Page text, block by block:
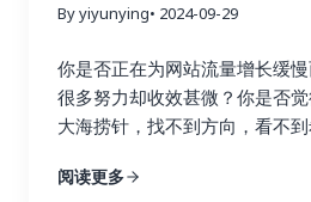
By yiyunying• 2024-09-29
你是否正在为网站流量增长缓
很多努力却收效甚微？你是否
大海捞针，找不到方向，看不
七天内让你的链接建设效果翻倍
阅读更多